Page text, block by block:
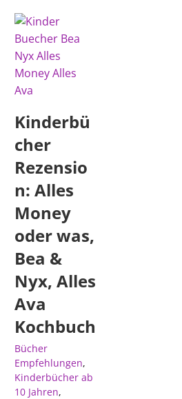
Kinderbü
cher
Rezensio
n: Alles
Money
oder was,
Bea &
Nyx, Alles
Ava
Kochbuch
Bücher
Empfehlungen,
Kinderbücher ab
10 Jahren,